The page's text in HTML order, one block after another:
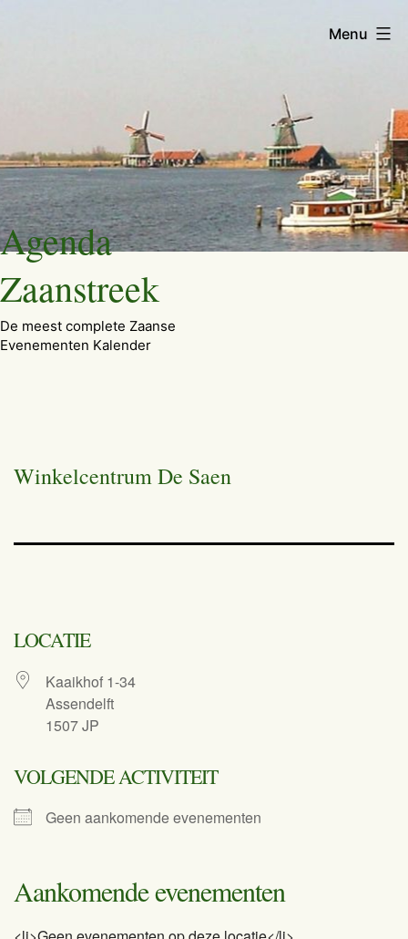
Ga
naar
de
inhoud
Agenda
Zaanstreek
De meest complete Zaanse
Evenementen Kalender
Menu
Winkelcentrum De Saen
LOCATIE
Kaaikhof 1-34
Assendelft
1507 JP
VOLGENDE ACTIVITEIT
Geen aankomende evenementen
Aankomende evenementen